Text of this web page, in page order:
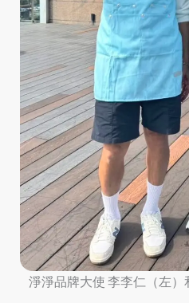
淨淨品牌大使 李李仁（左）